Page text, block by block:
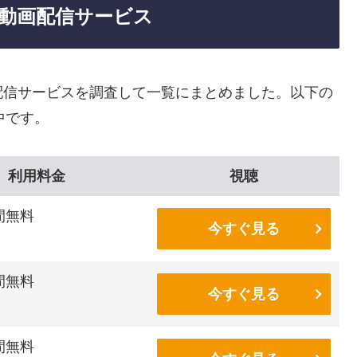
画配信サービス
サービスを調査して一覧にまとめました。以下の
す。
利用料金 視聴
無料
今すぐ見る
無料
今すぐ見る
無料